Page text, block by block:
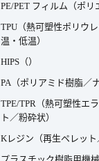
PE/PET フィルム（ポリ
TPU（熱可塑性ポリウ
温・低温）
HIPS（）
PA（ポリアミド樹脂／
TPE/TPR（熱可塑性エ
ト／粉砕状）
Kレジン（再生ペレット